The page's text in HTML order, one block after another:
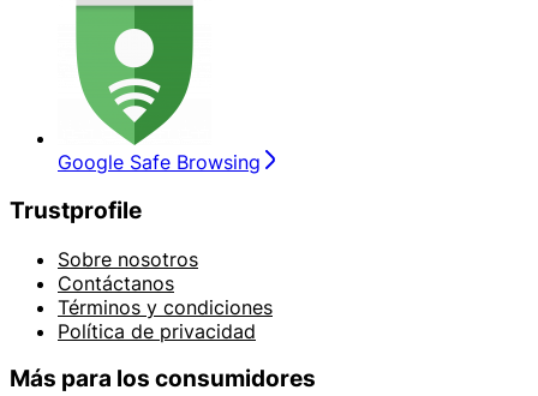
Google Safe Browsing
Trustprofile
Sobre nosotros
Contáctanos
Términos y condiciones
Política de privacidad
Más para los consumidores